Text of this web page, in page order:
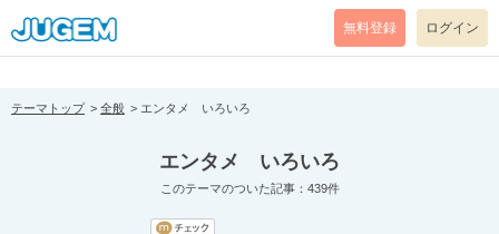
[pear_error: message="Success" code=0 mode=return level=notice
prefix="" info=""]
無料登録 ログイン
テーマトップ 全般 エンタメ いろいろ
エンタメ いろいろ
このテーマのついた記事：439件